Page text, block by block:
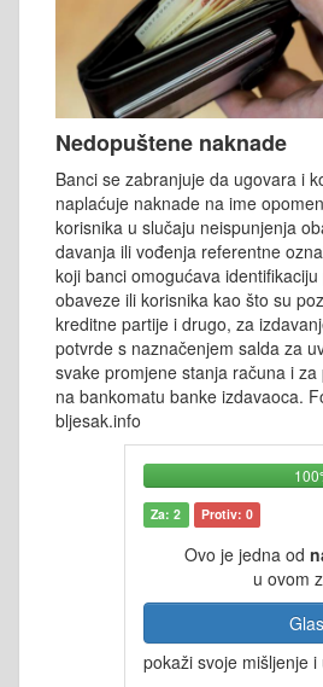
Nedopuštene naknade
Banci se zabranjuje da ugovara i
naplaćuje naknade na ime
korisnika u slučaju neispunjenja
davanja ili vođenja referentne
koji banci omogućava
obaveze ili korisnika kao što su
kreditne partije i drugo, za
potvrde s naznačenjem salda za
svake promjene stanja računa i
na bankomatu banke izdavaoca.
bljesak.info
Za: 2 Protiv: 0
Ovo je jedna od
u ovom
pokaži svoje mišljenje